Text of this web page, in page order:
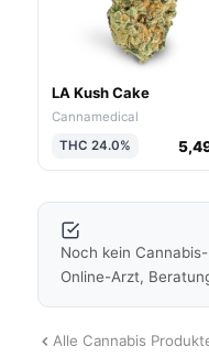
LA Kush Cake
Cannamedical
THC 24.0%
Noch kein
Online-Arzt,
Alle Cannabis